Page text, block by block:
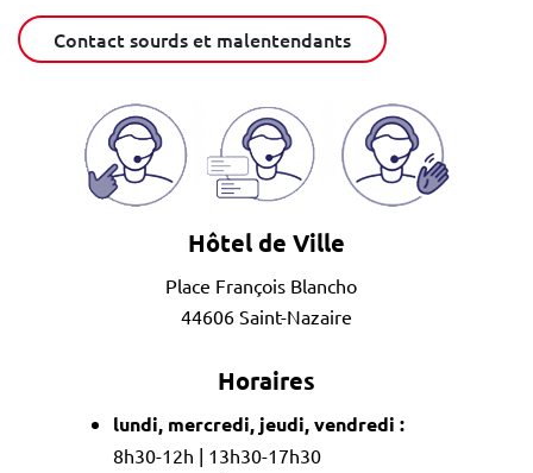
Contact sourds et malentendants
Hôtel de Ville
Place François Blancho
44606 Saint-Nazaire
Horaires
lundi, mercredi, jeudi, vendredi :
8h30-12h | 13h30-17h30